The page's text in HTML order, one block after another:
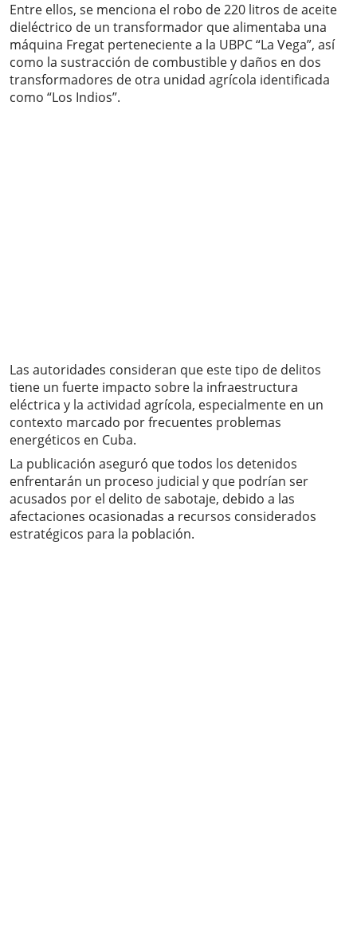
Entre ellos, se menciona el robo de 220 litros de aceite
dieléctrico de un transformador que alimentaba una
máquina Fregat perteneciente a la UBPC “La Vega”, así
como la sustracción de combustible y daños en dos
transformadores de otra unidad agrícola identificada
como “Los Indios”.
Las autoridades consideran que este tipo de delitos
tiene un fuerte impacto sobre la infraestructura
eléctrica y la actividad agrícola, especialmente en un
contexto marcado por frecuentes problemas
energéticos en Cuba.
La publicación aseguró que todos los detenidos
enfrentarán un proceso judicial y que podrían ser
acusados por el delito de sabotaje, debido a las
afectaciones ocasionadas a recursos considerados
estratégicos para la población.